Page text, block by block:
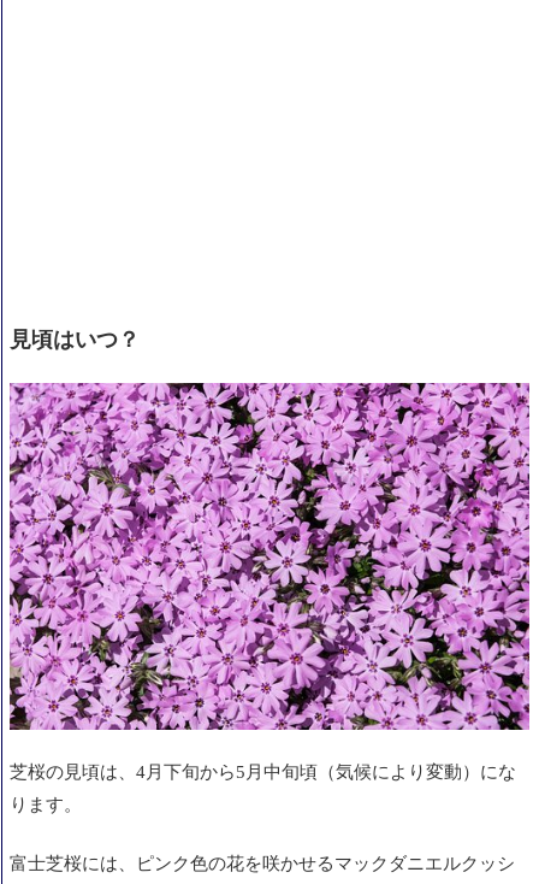
見頃はいつ？
芝桜の見頃は、4月下旬から5月中旬頃（気候により変動）にな
ります。
富士芝桜には、ピンク色の花を咲かせるマックダニエルクッシ